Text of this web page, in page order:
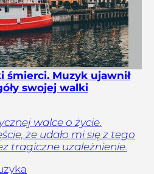
śmierci. Muzyk ujawnił
swojej walki
walce o życie.
że udało mi się z tego
tragiczne uzależnienie.